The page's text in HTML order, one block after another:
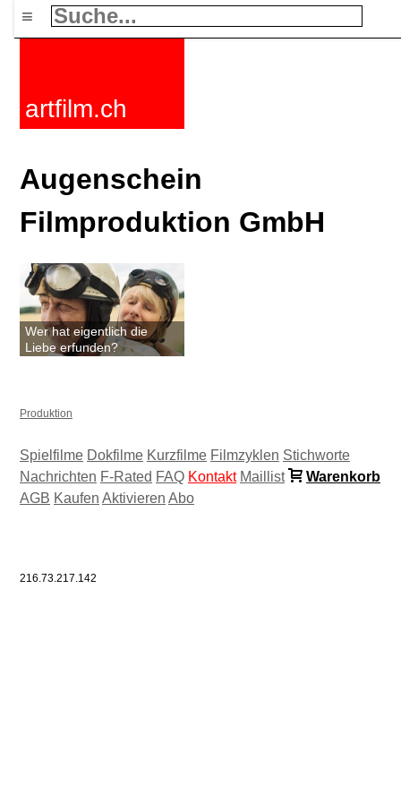
≡
artfilm.ch
Augenschein
Filmproduktion GmbH
Wer hat eigentlich die
Liebe erfunden?
Produktion
Spielfilme Dokfilme Kurzfilme Filmzyklen Stichworte
Nachrichten F-Rated FAQ Kontakt Maillist
Warenkorb
AGB Kaufen Aktivieren Abo
216.73.217.142